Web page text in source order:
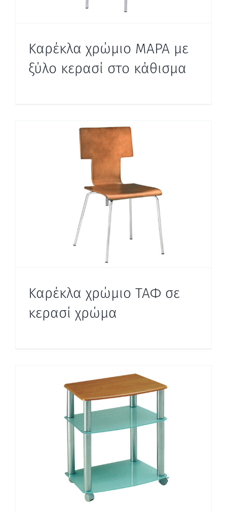
Καρέκλα χρώμιο ΜΑΡΑ με
ξύλο κερασί στο κάθισμα
Καρέκλα χρώμιο ΤΑΦ σε
κερασί χρώμα